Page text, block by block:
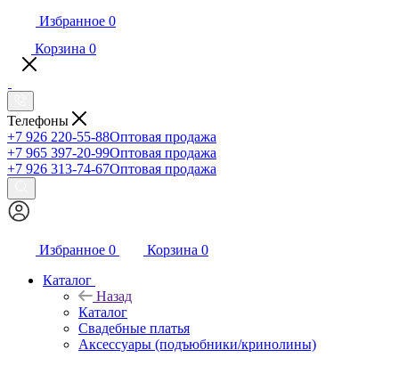
Избранное 0
Корзина 0
Телефоны
+7 926 220-55-88Оптовая продажа
+7 965 397-20-99Оптовая продажа
+7 926 313-74-67Оптовая продажа
Избранное 0 Корзина 0
Каталог
Назад
Каталог
Свадебные платья
Аксессуары (подъюбники/кринолины)